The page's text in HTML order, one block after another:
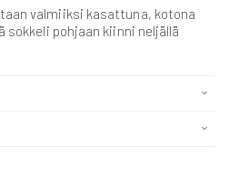
valmiiksi kasattuna, kotona
pohjaan kiinni neljällä